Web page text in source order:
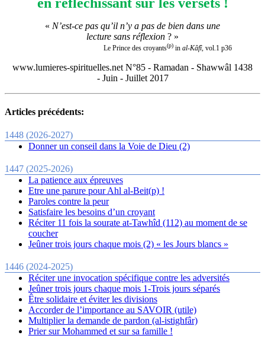
« N’est-ce pas qu’il n’y a pas de bien dans une
lecture sans réflexion ? »
Le Prince des croyants(p) in al-Kâfî, vol.1 p36
www.lumieres-spirituelles.net N°85 - Ramadan - Shawwâl 1438
- Juin - Juillet 2017
Articles précédents:
1448 (2026-2027)
Donner un conseil dans la Voie de Dieu (2)
1447 (2025-2026)
La patience aux épreuves
Etre une parure pour Ahl al-Beit(p) !
Paroles contre la peur
Satisfaire les besoins d’un croyant
Réciter 11 fois la sourate at-Tawhîd (112) au moment de se
coucher
Jeûner trois jours chaque mois (2) « les Jours blancs »
1446 (2024-2025)
Réciter une invocation spécifique contre les adversités
Jeûner trois jours chaque mois 1-Trois jours séparés
Être solidaire et éviter les divisions
Accorder de l’importance au SAVOIR (utile)
Multiplier la demande de pardon (al-istighfâr)
Prier sur Mohammed et sur sa famille !